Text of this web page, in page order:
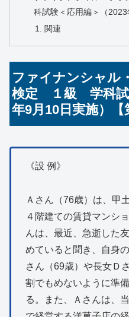
科試験＜応用編＞（2023
関連
ファイナンシャル
検定 １級 学科試
年9月10日実施）【
《設 例》
Ａさん（76歳）は、甲
４階建ての賃貸マンシ
んは、最近、急逝した
めていると聞き、自身
さん（69歳）や長女Ｄ
割でもめないように準
る。また、Ａさんは、